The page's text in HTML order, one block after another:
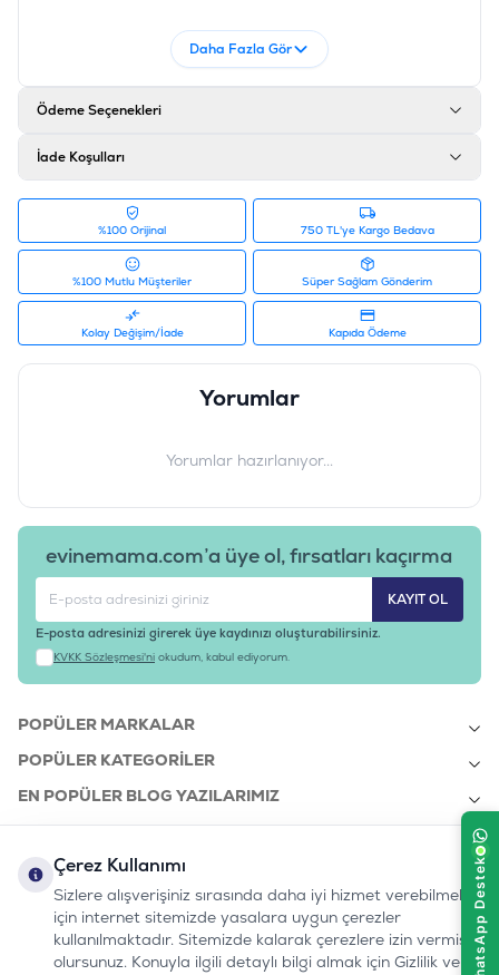
Kurutulmuş Tavuk Proteini (%28), Buğday Unu , Baldo
Pirinç , Mısır , Rafine Tavuk Yağı Hamsi Unu, Karides
Unu Bira Mayası, Hidrolize Tavuk Ciğeri, Hamsi Yağı,
Oligo Sakkaritler
Ürün Filtreleri
Barkod
:
8680542870310
Tedarikçi Ürün Kodu
Daha Fazla Gör
Ödeme Seçenekleri
İade Koşulları
%100 Orijinal 750 TL'ye Kargo Bedava
%100 Mutlu Müşteriler Süper Sağlam Gönderim
Kolay Değişim/İade Kapıda Ödeme
Yorumlar
Yorumlar hazırlanıyor...
evinemama.com’a üye ol, fırsatları kaçırma
KAYIT OL
E-posta adresinizi girerek üye kaydınızı oluşturabilirsiniz.
KVKK Sözleşmesi'ni okudum, kabul ediyorum.
POPÜLER MARKALAR
POPÜLER KATEGORILER
EN POPÜLER BLOG YAZILARIMIZ
KURUMSAL
bizi takip edin:
0232 7000 212
Çerez Kullanımı
Sizlere alışverişiniz sırasında daha iyi hizmet verebilmek
için internet sitemizde yasalara uygun çerezler
kullanılmaktadır. Sitemizde kalarak çerezlere izin vermiş
olursunuz. Konuyla ilgili detaylı bilgi almak için Gizlilik ve